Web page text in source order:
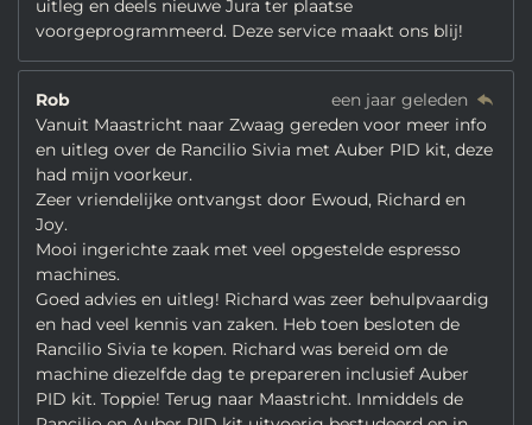
uitleg en deels nieuwe Jura ter plaatse
voorgeprogrammeerd. Deze service maakt ons blij!
Rob
een jaar geleden
Vanuit Maastricht naar Zwaag gereden voor meer info
en uitleg over de Rancilio Sivia met Auber PID kit, deze
had mijn voorkeur.
Zeer vriendelijke ontvangst door Ewoud, Richard en
Joy.
Mooi ingerichte zaak met veel opgestelde espresso
machines.
Goed advies en uitleg! Richard was zeer behulpvaardig
en had veel kennis van zaken. Heb toen besloten de
Rancilio Sivia te kopen. Richard was bereid om de
machine diezelfde dag te prepareren inclusief Auber
PID kit. Toppie! Terug naar Maastricht. Inmiddels de